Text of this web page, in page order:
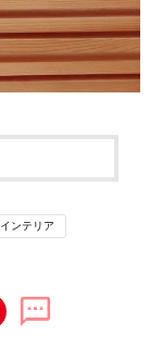
インテリア